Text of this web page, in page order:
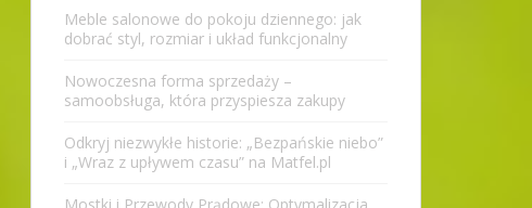
Meble salonowe do pokoju dziennego: jak
dobrać styl, rozmiar i układ funkcjonalny
Nowoczesna forma sprzedaży –
samoobsługa, która przyspiesza zakupy
Odkryj niezwykłe historie: „Bezpańskie niebo”
i „Wraz z upływem czasu” na Matfel.pl